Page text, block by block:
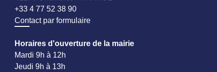
+33 4 77 52 38 90
Contact par formulaire
Horaires d'ouverture de la mairie
Mardi 9h à 12h
Jeudi 9h à 13h